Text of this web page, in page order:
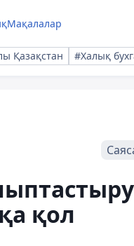
Мақалалар
Қазақстан #Халық
қол